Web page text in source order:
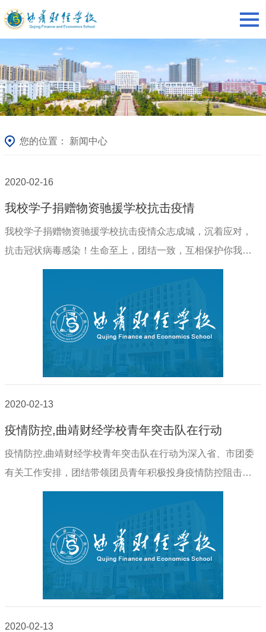
您的位置： 新闻中心
2020-02-16
我校学子捐赠物资驰援学校抗击疫情
我校学子捐赠物资驰援学校抗击疫情众志成城，沉着应对，
抗击冠状病毒感染！生命至上，团结一致，互相保护你我他
（她）！曲靖财经学校新型冠状病毒感染的肺炎疫情防控工
作领导小组办公室2020年2月16日2月15日，我..
2020-02-13
疫情防控,曲靖财经学校青年突击队在行动
疫情防控,曲靖财经学校青年突击队在行动为深入省、市团委
有关工作安排，团结带领团员青年积极投身疫情防控阻击
战，充分发挥广大团员在疫情防控工作中的生力军和突击队
作用。学校成立了“曲靖共青团疫情防控曲靖财..
2020-02-13